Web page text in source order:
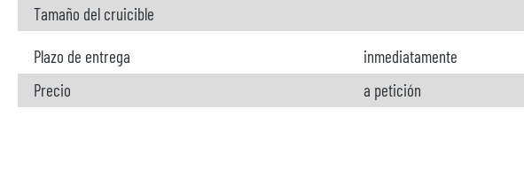
Tamaño del cruicible
Plazo de entrega
inmediatamente
Precio
a petición